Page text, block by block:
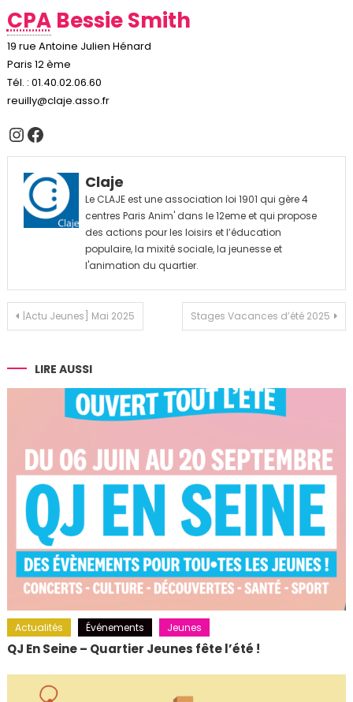
CPABessie Smith
19 rue Antoine Julien Hénard
Paris 12 ème
Tél. : 01.40.02.06.60
reuilly@claje.asso.fr
Instagram
Facebook
Claje
Le CLAJE est une association loi 1901 qui gère 4
centres Paris Anim' dans le 12eme et qui propose
des actions pour les loisirs et l’éducation
populaire, la mixité sociale, la jeunesse et
l'animation du quartier.
Navigation
l’article
|Actu Jeunes] Mai 2025 Stages Vacances d’été 2025
LIRE AUSSI
Actualités Événements Jeunes
QJ En Seine – Quartier Jeunes fête l’été !